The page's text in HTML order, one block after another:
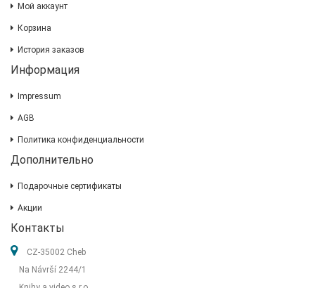
Мой аккаунт
Корзина
История заказов
Информация
Impressum
AGB
Политика конфиденциальности
Дополнительно
Подарочные сертификаты
Акции
Контакты
CZ-35002 Cheb
Na Návrší 2244/1